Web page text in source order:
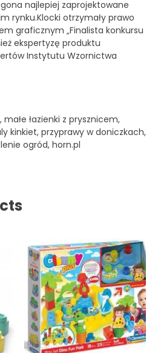
najlepiej zaprojektowane
rynku.Klocki otrzymały prawo
graficznym „Finalista konkursu
ekspertyzę produktu
Instytutu Wzornictwa
małe łazienki z prysznicem,
kinkiet, przyprawy w doniczkach,
ogród, horn.pl